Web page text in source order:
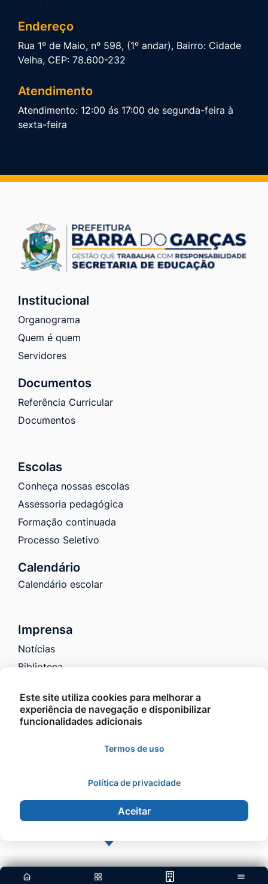
Endereço
Rua 1º de Maio, nº 598, (1º andar), Bairro: Cidade
Velha, CEP: 78.600-232
Atendimento
Atendimento: 12:00 ás 17:00 de segunda-feira à
sexta-feira
Institucional
Organograma
Quem é quem
Servidores
Documentos
Referência Curricular
Documentos
Escolas
Conheça nossas escolas
Assessoria pedagógica
Formação continuada
Processo Seletivo
Calendário
Calendário escolar
Imprensa
Notícias
Biblioteca
Galeria de Vídeos
Educação nas mídias
©2026 - Educação Barra do Garças - Todos os
direitos reservados.
Este site utiliza cookies para melhorar a
experiência de navegação e disponibilizar
funcionalidades adicionais
Termos de uso
Política de privacidade
Aceitar